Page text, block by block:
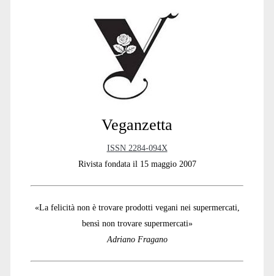
Veganzetta
ISSN 2284-094X
Rivista fondata il 15 maggio 2007
«La felicità non è trovare prodotti vegani nei supermercati,
bensì non trovare supermercati»
Adriano Fragano